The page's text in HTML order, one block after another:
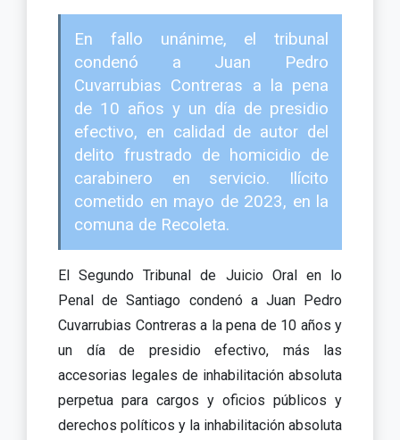
En fallo unánime, el tribunal
condenó a Juan Pedro
Cuvarrubias Contreras a la pena
de 10 años y un día de presidio
efectivo, en calidad de autor del
delito frustrado de homicidio de
carabinero en servicio. Ilícito
cometido en mayo de 2023, en la
comuna de Recoleta.
El Segundo Tribunal de Juicio Oral en lo
Penal de Santiago condenó a Juan Pedro
Cuvarrubias Contreras a la pena de 10 años y
un día de presidio efectivo, más las
accesorias legales de inhabilitación absoluta
perpetua para cargos y oficios públicos y
derechos políticos y la inhabilitación absoluta